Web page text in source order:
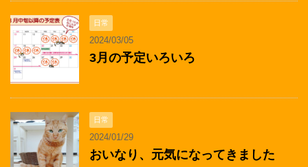
日常
2024/03/05
3月の予定いろいろ
日常
2024/01/29
おいなり、元気になってきました